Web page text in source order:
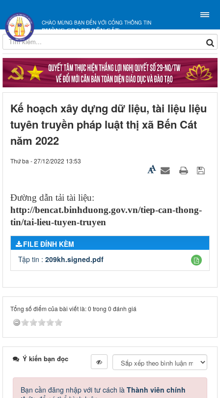
CHÀO MỪNG BẠN ĐẾN VỚI CỔNG THÔNG TIN
PHÒNG GD&ĐT BẾN CÁT
Kế hoạch xây dựng dữ liệu, tài liệu liệu
tuyên truyền pháp luật thị xã Bến Cát
năm 2022
Thứ ba - 27/12/2022 13:53
Đường dẫn tải tài liệu:
http://bencat.binhduong.gov.vn/tiep-can-thong-
tin/tai-lieu-tuyen-truyen
FILE ĐÍNH KÈM
Tập tin : 209kh.signed.pdf
Tổng số điểm của bài viết là: 0 trong 0 đánh giá
Ý kiến bạn đọc
Bạn cần đăng nhập với tư cách là Thành viên chính